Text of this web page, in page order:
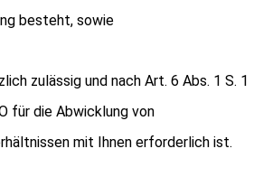
besteht, sowie
zulässig und nach Art. 6 Abs. 1 S. 1
für die Abwicklung von
mit Ihnen erforderlich ist.